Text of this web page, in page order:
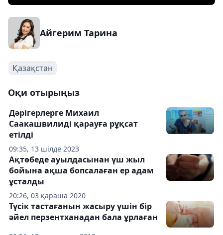
Айгерим Тарина
Қазақстан
Оқи отырыңыз
09:35, 13 шілде 2023
Дәрігерлерге Михаил
Саакашвилиді қарауға рұқсат
етілді
20:26, 03 қараша 2020
Ақтөбеде ауылдасынан үш жыл
бойына ақша бопсалаған ер адам
ұсталды
Түсік тастағанын жасыру үшін бір
әйел перзентханадан бала ұрлаған